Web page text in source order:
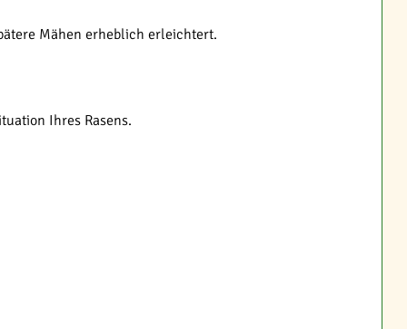
Mähen erheblich erleichtert.
Ihres Rasens.